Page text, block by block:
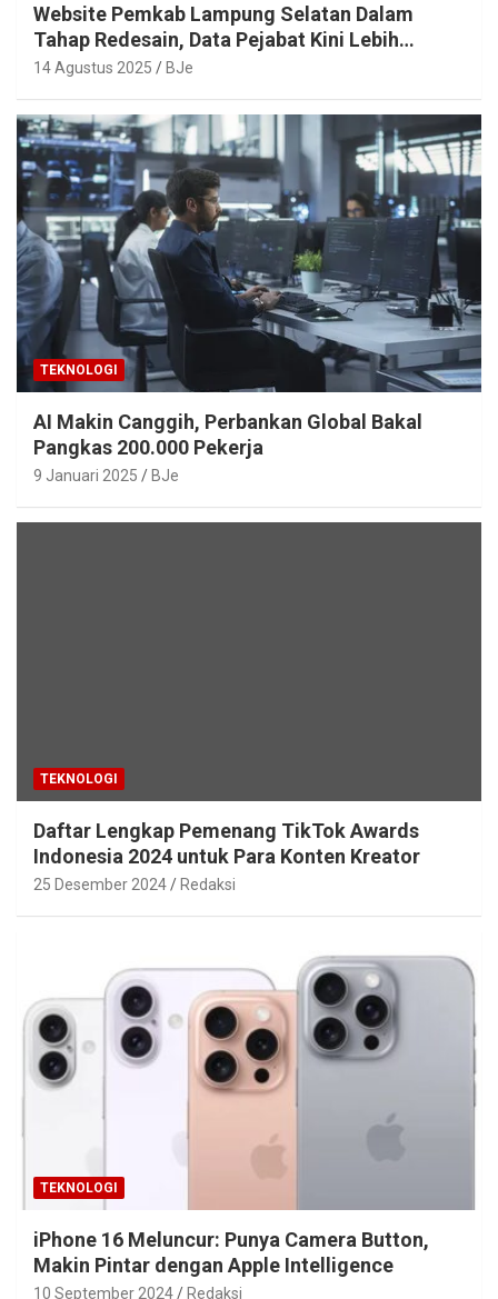
Website Pemkab Lampung Selatan Dalam
Tahap Redesain, Data Pejabat Kini Lebih
Mudah Diakses
14 Agustus 2025 BJe
TEKNOLOGI
AI Makin Canggih, Perbankan Global Bakal
Pangkas 200.000 Pekerja
9 Januari 2025 BJe
TEKNOLOGI
Daftar Lengkap Pemenang TikTok Awards
Indonesia 2024 untuk Para Konten Kreator
25 Desember 2024 Redaksi
TEKNOLOGI
iPhone 16 Meluncur: Punya Camera Button,
Makin Pintar dengan Apple Intelligence
10 September 2024 Redaksi